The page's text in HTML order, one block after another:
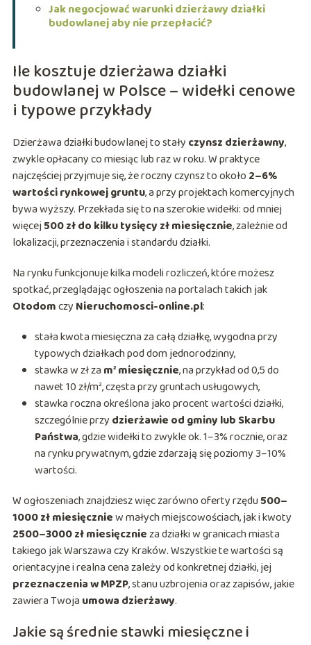
Jak negocjować warunki dzierżawy działki
budowlanej aby nie przepłacić?
Ile kosztuje dzierżawa działki
budowlanej w Polsce – widełki cenowe
i typowe przykłady
Dzierżawa działki budowlanej to stały czynsz dzierżawny,
zwykle opłacany co miesiąc lub raz w roku. W praktyce
najczęściej przyjmuje się, że roczny czynsz to około 2–6%
wartości rynkowej gruntu, a przy projektach komercyjnych
bywa wyższy. Przekłada się to na szerokie widełki: od mniej
więcej500 zł do kilku tysięcy zł miesięcznie, zależnie od
lokalizacji, przeznaczenia i standardu działki.
Na rynku funkcjonuje kilka modeli rozliczeń, które możesz
spotkać, przeglądając ogłoszenia na portalach takich jak
Otodomczy Nieruchomosci-online.pl:
stała kwota miesięczna za całą działkę, wygodna przy
typowych działkach pod dom jednorodzinny,
stawka w zł za m² miesięcznie, na przykład od 0,5 do
nawet 10 zł/m², częsta przy gruntach usługowych,
stawka roczna określona jako procent wartości działki,
szczególnie przy dzierżawie od gminy lub Skarbu
Państwa, gdzie widełki to zwykle ok. 1–3% rocznie, oraz
na rynku prywatnym, gdzie zdarzają się poziomy 3–10%
wartości.
W ogłoszeniach znajdziesz więc zarówno oferty rzędu500–
1000 zł miesięczniew małych miejscowościach, jak i kwoty
2500–3000 zł miesięcznieza działki w granicach miasta
takiego jak Warszawa czy Kraków. Wszystkie te wartości są
orientacyjne i realna cena zależy od konkretnej działki, jej
przeznaczenia w MPZP, stanu uzbrojenia oraz zapisów, jakie
zawiera Twoja umowa dzierżawy.
Jakie są średnie stawki miesięczne i